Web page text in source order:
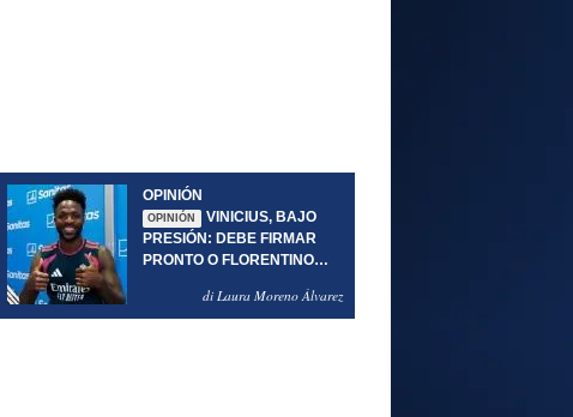
OPINIÓN
OPINIÓN
VINICIUS, BAJO
PRESIÓN: DEBE FIRMAR
PRONTO O FLORENTINO
di Laura Moreno Álvarez